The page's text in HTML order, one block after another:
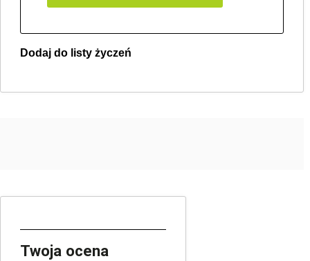
Dodaj do listy życzeń
Twoja ocena